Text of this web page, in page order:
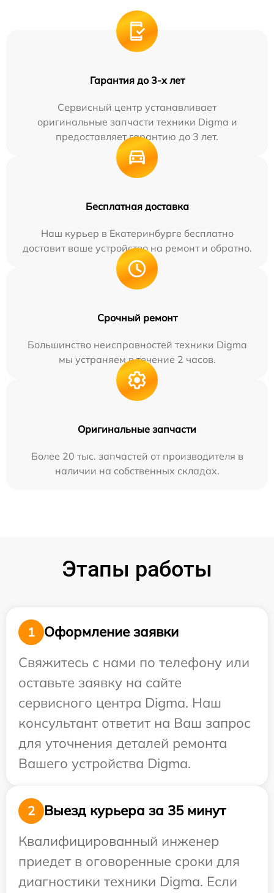
Гарантия до 3-х лет
Сервисный центр устанавливает
оригинальные запчасти техники Digma и
предоставляет гарантию до 3 лет.
Бесплатная доставка
Наш курьер в Екатеринбурге бесплатно
доставит ваше устройство на ремонт и обратно.
Срочный ремонт
Большинство неисправностей техники Digma
мы устраняем в течение 2 часов.
Оригинальные запчасти
Более 20 тыс. запчастей от производителя в
наличии на собственных складах.
Этапы работы
1
Оформление заявки
Свяжитесь с нами по телефону или
оставьте заявку на сайте
сервисного центра Digma. Наш
консультант ответит на Ваш запрос
для уточнения деталей ремонта
Вашего устройства Digma.
2
Выезд курьера за 35 минут
Квалифицированный инженер
приедет в оговоренные сроки для
диагностики техники Digma. Если